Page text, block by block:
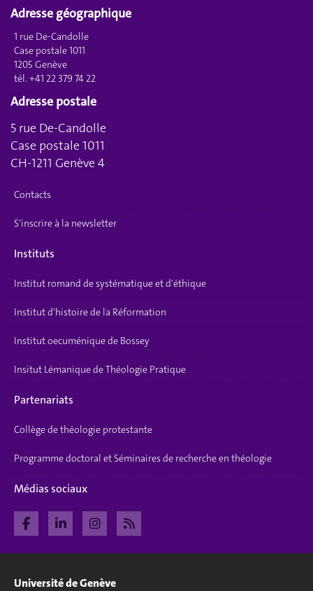
Adresse géographique
1 rue De-Candolle
Case postale 1011
1205 Genève
tél. +41 22 379 74 22
Adresse postale
5 rue De-Candolle
Case postale 1011
CH-1211 Genève 4
Contacts
S'inscrire à la newsletter
Instituts
Institut romand de systématique et d'éthique
Institut d'histoire de la Réformation
Institut oecuménique de Bossey
Insitut Lémanique de Théologie Pratique
Partenariats
Collège de théologie protestante
Programme doctoral et Séminaires de recherche en théologie
Médias sociaux
Université de Genève